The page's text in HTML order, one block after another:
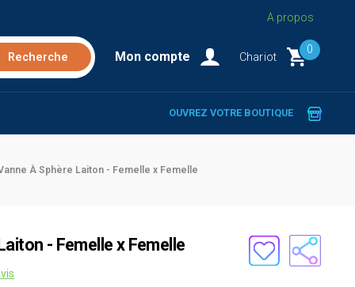
A propos
Mon compte Chariot
0
OUVREZ VOTRE BOUTIQUE
À Sphère Laiton - Femelle x Femelle
- Femelle x Femelle